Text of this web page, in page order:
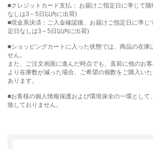
■クレジットカード支払： お届けご指定日に準じて随
なしは3～5日以内に出荷)
■現金系決済：ご入金確認後、お届けご指定日に準じ
定日なしは3～5日以内に出荷)
■ショッピングカートに入った状態では、商品の在庫
せん。
また、ご注文画面に進んだ時点でも、直前に他のお
より在庫数が減った場合、ご希望の個数をご購入い
あります。
■お客様の個人情報保護および環境保全の一環として
致しておりません。